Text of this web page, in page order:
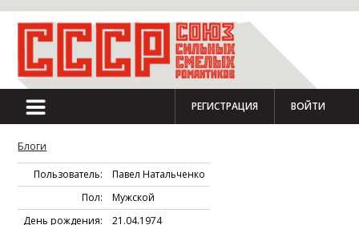
РЕГИСТРАЦИЯ ВОЙТИ
Блоги
Пользователь:
Павел Натальченко
Пол:
Мужской
День рождения:
21.04.1974